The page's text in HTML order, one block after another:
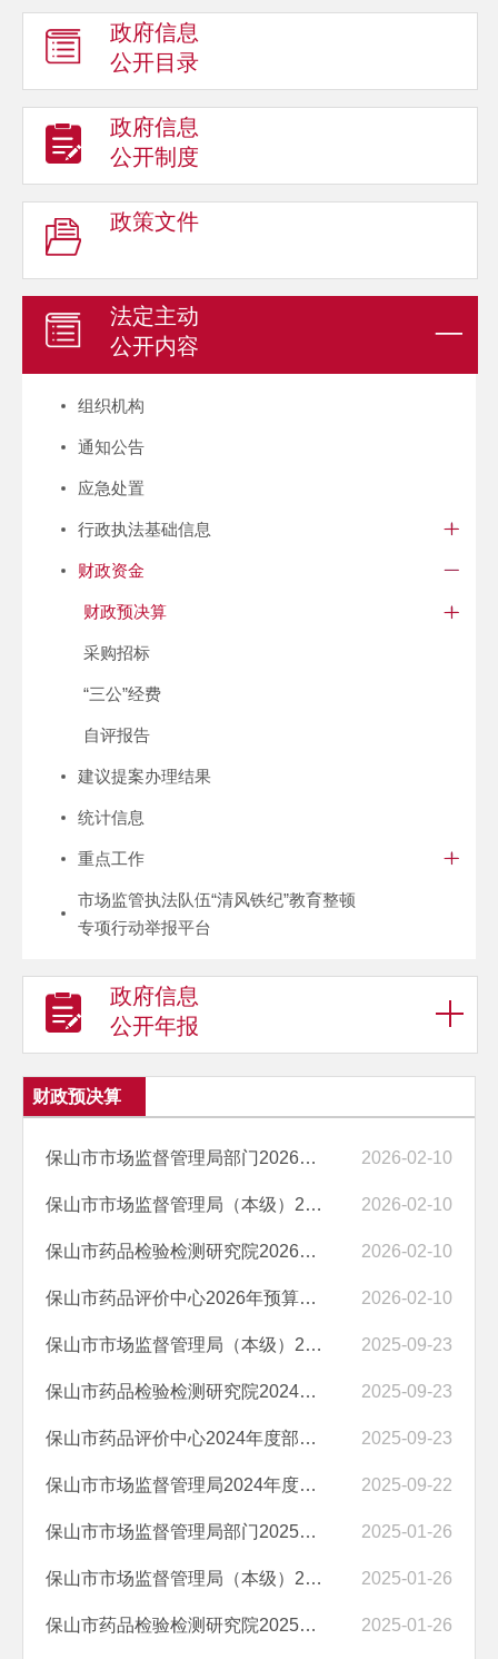
政府信息
公开目录
政府信息
公开制度
政策文件
法定主动
公开内容
组织机构
通知公告
应急处置
行政执法基础信息
财政资金
财政预决算
采购招标
“三公”经费
自评报告
建议提案办理结果
统计信息
重点工作
市场监管执法队伍“清风铁纪”教育整顿
专项行动举报平台
政府信息
公开年报
财政预决算
保山市市场监督管理局部门2026年预算公开目录 2026-02-10
保山市市场监督管理局（本级）2026年预算公开目录 2026-02-10
保山市药品检验检测研究院2026年预算公开目录 2026-02-10
保山市药品评价中心2026年预算公开目录 2026-02-10
保山市市场监督管理局（本级）2024年度部门决算 2025-09-23
保山市药品检验检测研究院2024年度部门决算 2025-09-23
保山市药品评价中心2024年度部门决算 2025-09-23
保山市市场监督管理局2024年度部门决算 2025-09-22
保山市市场监督管理局部门2025年预算公开目录 2025-01-26
保山市市场监督管理局（本级）2025年预算公开目录 2025-01-26
保山市药品检验检测研究院2025年预算公开目录 2025-01-26